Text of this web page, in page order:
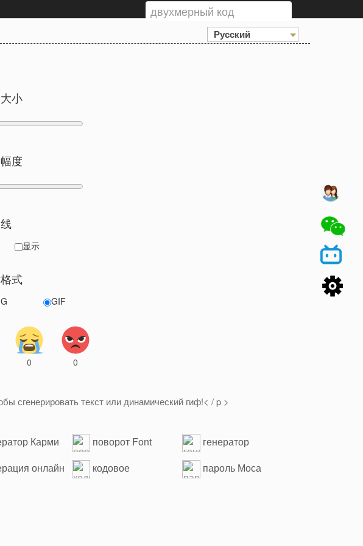
Русский
小
度
显示
式
GIF
0 0
сгенерировать текст или динамический гиф!< / p >
Карми
поворот Font
WoF2
генератор
выражений Crontab
онлайн
кодовое
пароль Моса